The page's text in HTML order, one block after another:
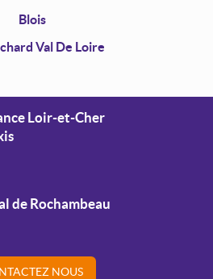
Blois
Val De Loire
Loir-et-Cher
de Rochambeau
NOUS